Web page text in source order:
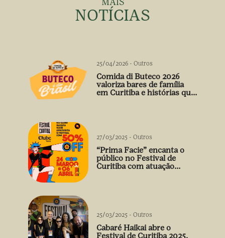
MAIS
NOTÍCIAS
25/04/2026 - Outros
Comida di Buteco 2026
valoriza bares de família
em Curitiba e histórias que
27/03/2025 - Outros
“Prima Facie” encanta o
público no Festival de
Curitiba com atuação
25/03/2025 - Outros
Cabaré Haikai abre o
Festival de Curitiba 2025.